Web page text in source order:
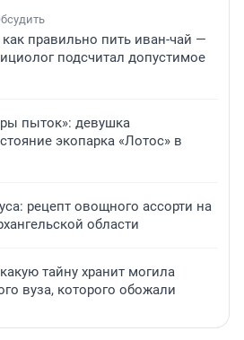
правильно пить иван-чай —
подсчитал допустимое
пыток»: девушка
экопарка «Лотос» в
рецепт овощного ассорти на
области
тайну хранит могила
вуза, которого обожали